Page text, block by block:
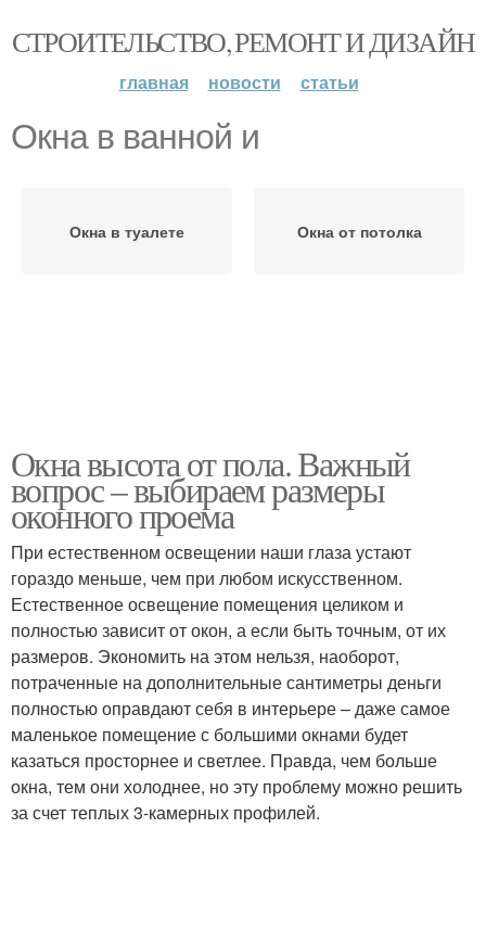
СТРОИТЕЛЬСТВО, РЕМОНТ И ДИЗАЙН
главная новости статьи
Окна в ванной и
Окна в туалете Окна от потолка
Окна высота от пола. Важный
вопрос – выбираем размеры
оконного проема
При естественном освещении наши глаза устают
гораздо меньше, чем при любом искусственном.
Естественное освещение помещения целиком и
полностью зависит от окон, а если быть точным, от их
размеров. Экономить на этом нельзя, наоборот,
потраченные на дополнительные сантиметры деньги
полностью оправдают себя в интерьере – даже самое
маленькое помещение с большими окнами будет
казаться просторнее и светлее. Правда, чем больше
окна, тем они холоднее, но эту проблему можно решить
за счет теплых 3-камерных профилей.